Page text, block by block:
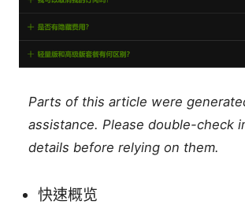
Parts of this article were
assistance. Please double-check
details before relying on them.
快速概览